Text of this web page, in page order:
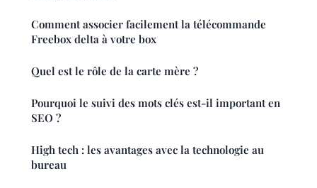
Comment associer facilement la télécommande
Freebox delta à votre box
Quel est le rôle de la carte mère ?
Pourquoi le suivi des mots clés est-il important en
SEO ?
High tech : les avantages avec la technologie au
bureau